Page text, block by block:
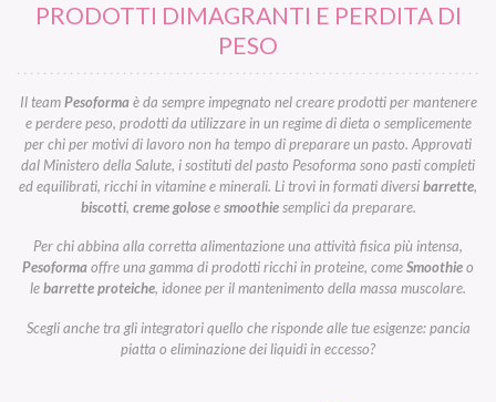
PRODOTTI DIMAGRANTI E PERDITA DI
PESO
Il teamPesoformaè da sempre impegnato nel creare prodotti per mantenere
e perdere peso, prodotti da utilizzare in un regime di dieta o semplicemente
per chi per motivi di lavoro non ha tempo di preparare un pasto. Approvati
dal Ministero della Salute, i sostituti del pasto Pesoforma sono pasti completi
ed equilibrati, ricchi in vitamine e minerali. Li trovi in formati diversibarrette,
biscotti, creme goloseesmoothiesemplici da preparare.
Per chi abbina alla corretta alimentazione una attività fisica più intensa,
Pesoformaoffre una gamma di prodotti ricchi in proteine, comeSmoothieo
lebarrette proteiche, idonee per il mantenimento della massa muscolare.
Scegli anche tra gli integratori quello che risponde alle tue esigenze: pancia
piatta o eliminazione dei liquidi in eccesso?